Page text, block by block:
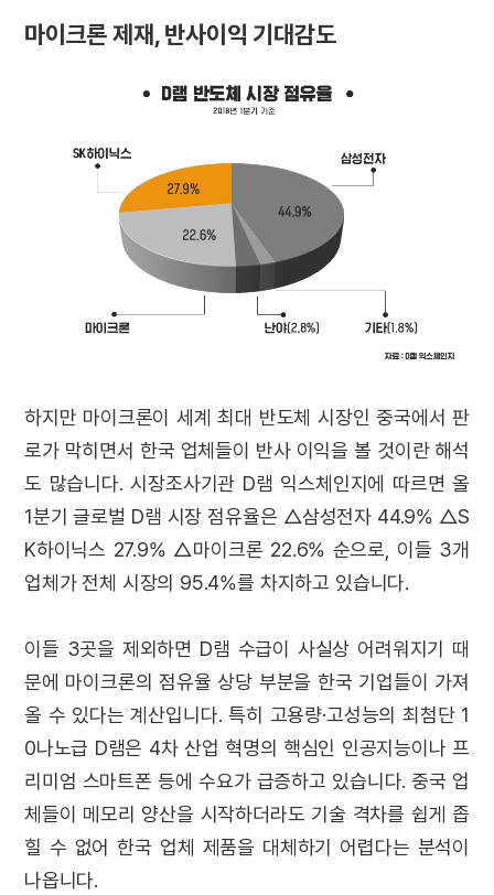
마이크론 제재, 반사이익 기대감도
하지만 마이크론이 세계 최대 반도체 시장인 중국에서 판
로가 막히면서 한국 업체들이 반사 이익을 볼 것이란 해석
도 많습니다. 시장조사기관 D램 익스체인지에 따르면 올
1분기 글로벌 D램 시장 점유율은 △삼성전자 44.9% △S
K하이닉스 27.9% △마이크론 22.6% 순으로, 이들 3개
업체가 전체 시장의 95.4%를 차지하고 있습니다.
이들 3곳을 제외하면 D램 수급이 사실상 어려워지기 때
문에 마이크론의 점유율 상당 부분을 한국 기업들이 가져
올 수 있다는 계산입니다. 특히 고용량·고성능의 최첨단 1
0나노급 D램은 4차 산업 혁명의 핵심인 인공지능이나 프
리미엄 스마트폰 등에 수요가 급증하고 있습니다. 중국 업
체들이 메모리 양산을 시작하더라도 기술 격차를 쉽게 좁
힐 수 없어 한국 업체 제품을 대체하기 어렵다는 분석이
나옵니다.